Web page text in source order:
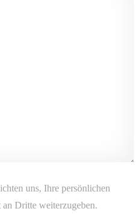
uns, Ihre persönlichen
an Dritte weiterzugeben.